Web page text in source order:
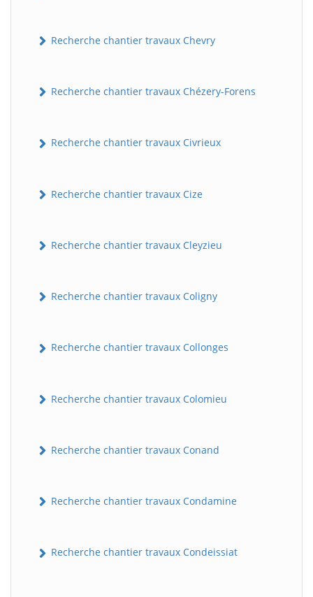
Recherche chantier travaux Chevry
Recherche chantier travaux Chézery-Forens
Recherche chantier travaux Civrieux
Recherche chantier travaux Cize
Recherche chantier travaux Cleyzieu
Recherche chantier travaux Coligny
Recherche chantier travaux Collonges
Recherche chantier travaux Colomieu
Recherche chantier travaux Conand
Recherche chantier travaux Condamine
Recherche chantier travaux Condeissiat
B BatiWebPro